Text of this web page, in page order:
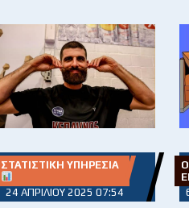
ΣΤΑΤΙΣΤΙΚΉ ΥΠΗΡΕΣΊΑ
24 ΑΠΡΙΛΊΟΥ 2025 07:54